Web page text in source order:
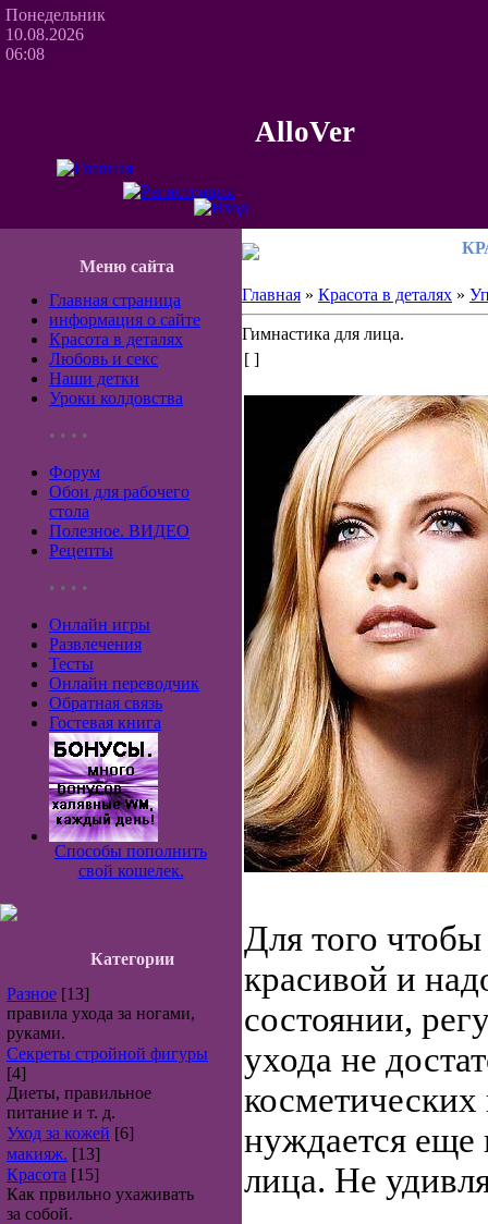
Понедельник
10.08.2026
06:08
AlloVer
Меню сайта
Главная страница
информация о сайте
Красота в деталях
Любовь и секс
Наши детки
Уроки колдовства
• • • •
Форум
Обои для рабочего
стола
Полезное. ВИДЕО
Рецепты
• • • •
Онлайн игры
Развлечения
Тесты
Онлайн переводчик
Обратная связь
Гостевая книга
Способы пополнить
свой кошелек.
Категории
Разное [13]
правила ухода за ногами,
руками.
Секреты стройной фигуры
[4]
Диеты, правильное
питание и т. д.
Уход за кожей [6]
макияж. [13]
Красота [15]
Как првильно ухаживать
за собой.
Главная » Красота в деталях »
Гимнастика для лица.
[ ]
Для того
красивой и
состоянии,
ухода не
нуждается
лица. Не